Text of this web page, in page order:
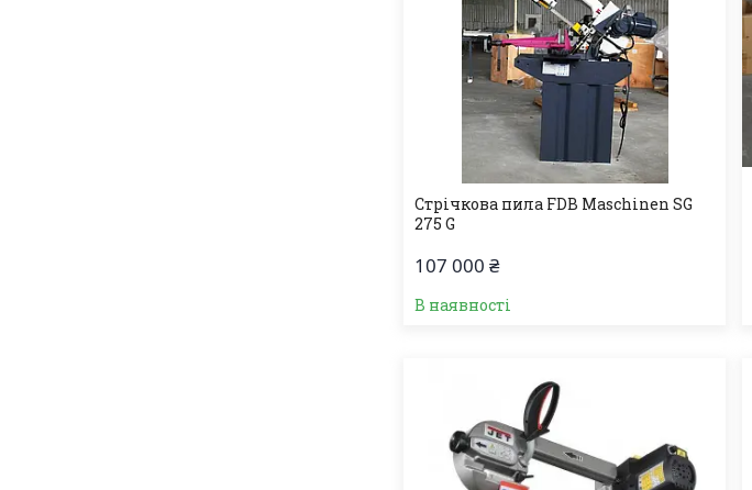
Стрічкова пила FDB Maschinen SG
275 G
107 000 ₴
В наявності